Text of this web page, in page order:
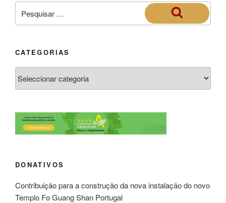
CATEGORIAS
DONATIVOS
Contribuição para a construção da nova instalação do novo
Templo Fo Guang Shan Portugal